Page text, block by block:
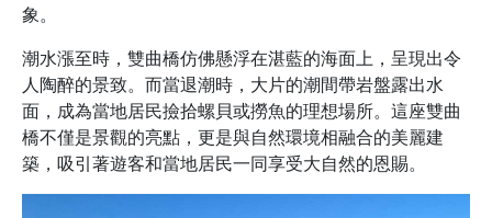
象。
潮水漲至時，雙曲橋仿佛懸浮在湛藍的海面上，呈現出令
人陶醉的景致。而當退潮時，大片的潮間帶岩盤露出水
面，成為當地居民撿拾螺貝或撈魚的理想場所。這座雙曲
橋不僅是景觀的亮點，更是與自然環境相融合的美麗建
築，吸引著遊客和當地居民一同享受大自然的恩賜。